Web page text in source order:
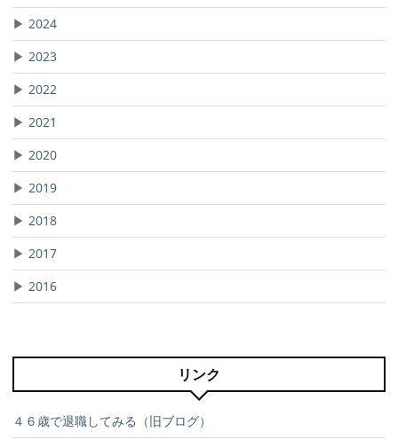
▶ 2024
▶ 2023
▶ 2022
▶ 2021
▶ 2020
▶ 2019
▶ 2018
▶ 2017
▶ 2016
リンク
４６歳で退職してみる（旧ブログ）